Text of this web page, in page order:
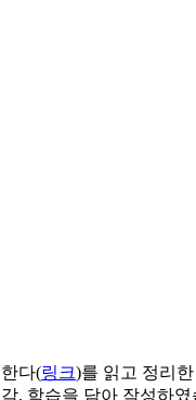
다(링크)를 읽고 정리
, 학습을 담아 작성하였